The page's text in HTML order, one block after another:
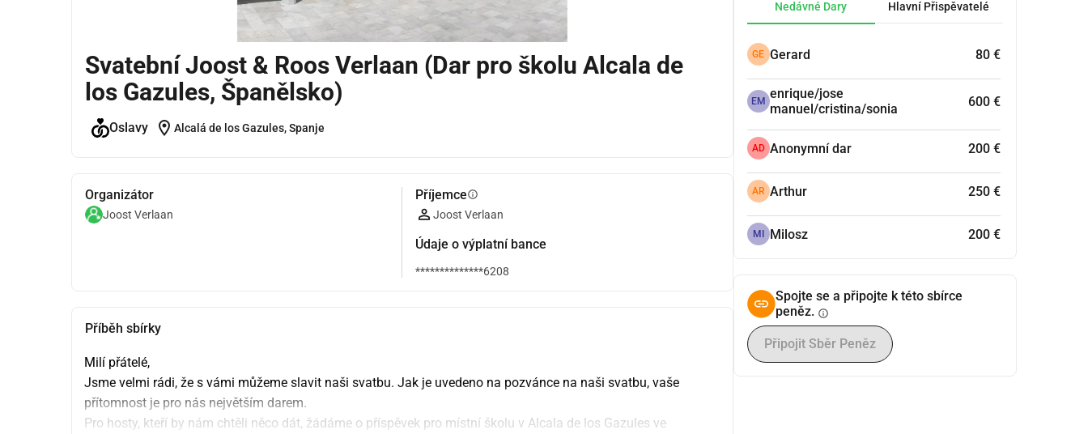
Svatební Joost & Roos Verlaan (Dar pro školu Alcala de
los Gazules, Španělsko)
Oslavy location_on Alcalá de los Gazules, Spanje
Organizátor
Joost Verlaan
Příjemceinfo
Joost Verlaan
Údaje o výplatní bance
**************6208
Příběh sbírky
Milí přátelé,
Jsme velmi rádi, že s vámi můžeme slavit naši svatbu. Jak je uvedeno na pozvánce na naši svatbu, vaše
přítomnost je pro nás největším darem.
Pro hosty, kteří by nám chtěli něco dát, žádáme o příspěvek pro místní školu v Alcala de los Gazules ve
Nedávné Dary Hlavní Přispěvatelé
GE Gerard 80 €
EM enrique/jose
manuel/cristina/sonia
600 €
AD Anonymní dar 200 €
AR Arthur 250 €
MI Milosz 200 €
Spojte se a připojte k této sbírce
peněz. info
Připojit Sběr Peněz